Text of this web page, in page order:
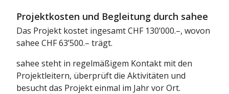
Projektkosten und Begleitung durch sahee
Das Projekt kostet ingesamt CHF 130’000.–, wovon
sahee CHF 63’500.– trägt.
sahee steht in regelmäßigem Kontakt mit den
Projektleitern, überprüft die Aktivitäten und
besucht das Projekt einmal im Jahr vor Ort.